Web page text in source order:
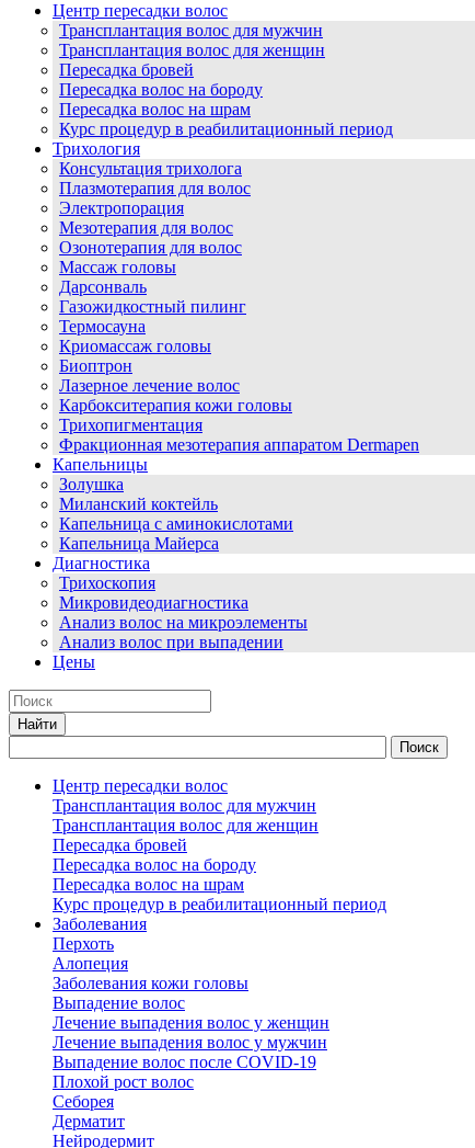
Центр пересадки волос
Трансплантация волос для мужчин
Трансплантация волос для женщин
Пересадка бровей
Пересадка волос на бороду
Пересадка волос на шрам
Курс процедур в реабилитационный период
Трихология
Консультация трихолога
Плазмотерапия для волос
Электропорация
Мезотерапия для волос
Озонотерапия для волос
Массаж головы
Дарсонваль
Газожидкостный пилинг
Термосауна
Криомассаж головы
Биоптрон
Лазерное лечение волос
Карбокситерапия кожи головы
Трихопигментация
Фракционная мезотерапия аппаратом Dermapen
Капельницы
Золушка
Миланский коктейль
Капельница с аминокислотами
Капельница Майерса
Диагностика
Трихоскопия
Микровидеодиагностика
Анализ волос на микроэлементы
Анализ волос при выпадении
Цены
Центр пересадки волос
Трансплантация волос для мужчин
Трансплантация волос для женщин
Пересадка бровей
Пересадка волос на бороду
Пересадка волос на шрам
Курс процедур в реабилитационный период
Заболевания
Перхоть
Алопеция
Заболевания кожи головы
Выпадение волос
Лечение выпадения волос у женщин
Лечение выпадения волос у мужчин
Выпадение волос после COVID-19
Плохой рост волос
Cеборея
Дерматит
Нейродермит